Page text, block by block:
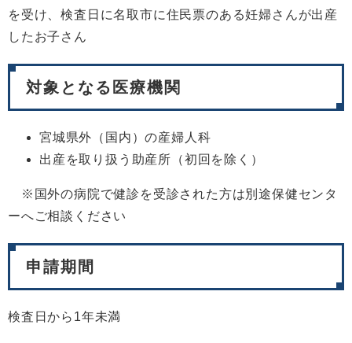
を受け、検査日に名取市に住民票のある妊婦さんが出産
したお子さん
対象となる医療機関
宮城県外（国内）の産婦人科
出産を取り扱う助産所（初回を除く）
※国外の病院で健診を受診された方は別途保健センタ
ーへご相談ください
申請期間
検査日から1年未満